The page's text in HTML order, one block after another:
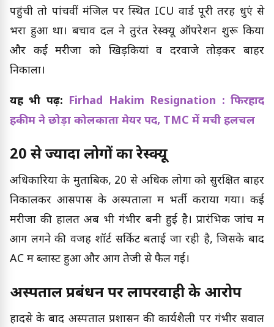
पहुंची तो पांचवीं मंजिल पर स्थित ICU वार्ड पूरी तरह धुएं से
भरा हुआ था। बचाव दल ने तुरंत रेस्क्यू ऑपरेशन शुरू किया
और कई मरीजों को खिड़कियां व दरवाजे तोड़कर बाहर
निकाला।
यह भी पढ़ें: Firhad Hakim Resignation : फिरहाद
हकीम ने छोड़ा कोलकाता मेयर पद, TMC में मची हलचल
20 से ज्यादा लोगों का रेस्क्यू
अधिकारियों के मुताबिक, 20 से अधिक लोगों को सुरक्षित बाहर
निकालकर आसपास के अस्पतालों में भर्ती कराया गया। कई
मरीजों की हालत अब भी गंभीर बनी हुई है। प्रारंभिक जांच में
आग लगने की वजह शॉर्ट सर्किट बताई जा रही है, जिसके बाद
AC में ब्लास्ट हुआ और आग तेजी से फैल गई।
अस्पताल प्रबंधन पर लापरवाही के आरोप
हादसे के बाद अस्पताल प्रशासन की कार्यशैली पर गंभीर सवाल